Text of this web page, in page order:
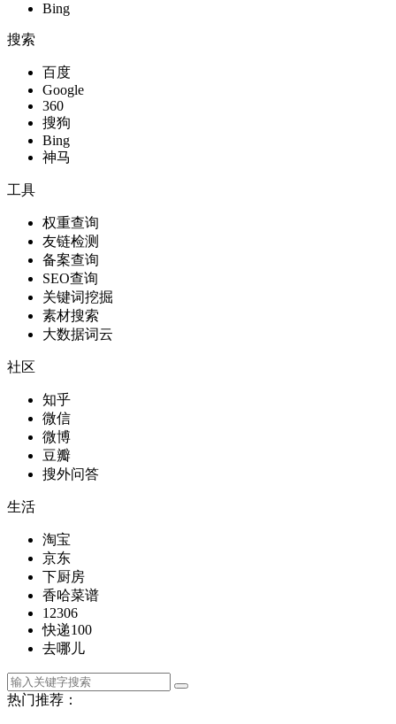
Bing
搜索
百度
Google
360
搜狗
Bing
神马
工具
权重查询
友链检测
备案查询
SEO查询
关键词挖掘
素材搜索
大数据词云
社区
知乎
微信
微博
豆瓣
搜外问答
生活
淘宝
京东
下厨房
香哈菜谱
12306
快递100
去哪儿
热门推荐：